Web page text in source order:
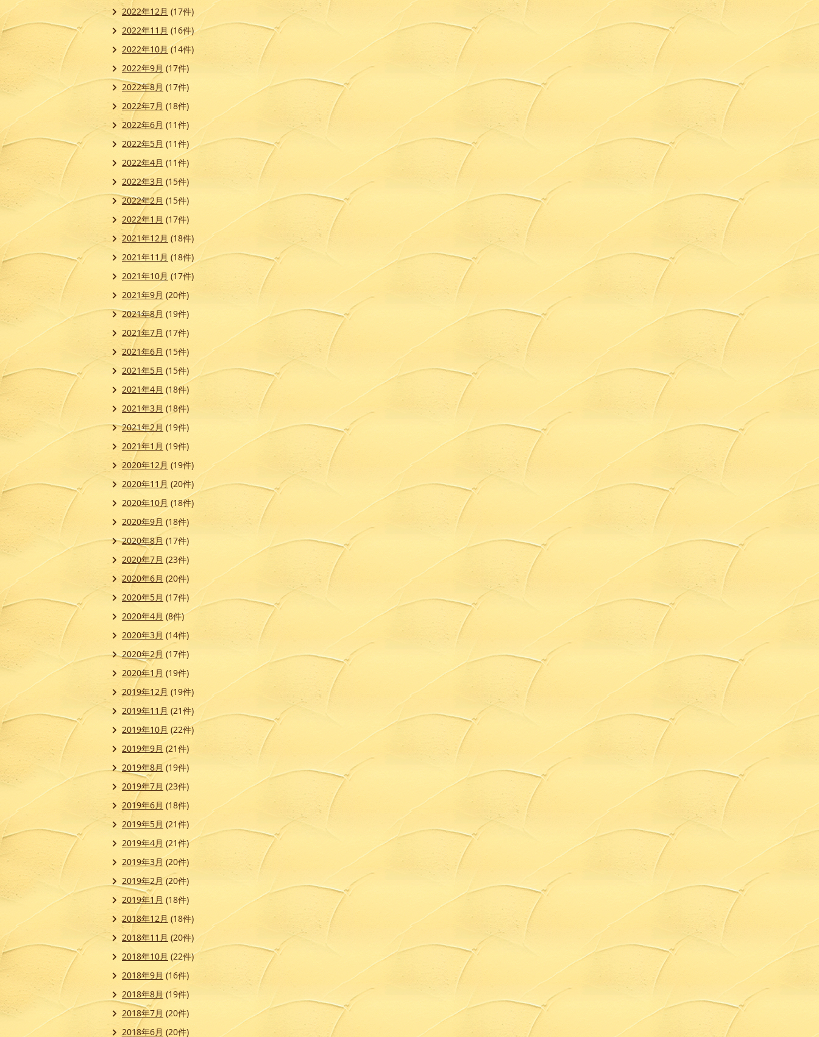
2022年12月 (17件)
2022年11月 (16件)
2022年10月(14件)
2022年9月 (17件)
2022年8月 (17件)
2022年7月 (18件)
2022年6月 (11件)
2022年5月 (11件)
2022年4月 (11件)
2022年3月 (15件)
2022年2月 (15件)
2022年1月 (17件)
2021年12月 (18件)
2021年11月 (18件)
2021年10月(17件)
2021年9月 (20件)
2021年8月 (19件)
2021年7月 (17件)
2021年6月 (15件)
2021年5月 (15件)
2021年4月 (18件)
2021年3月 (18件)
2021年2月 (19件)
2021年1月 (19件)
2020年12月 (19件)
2020年11月 (20件)
2020年10月 (18件)
2020年9月 (18件)
2020年8月 (17件)
2020年7月 (23件)
2020年6月 (20件)
2020年5月 (17件)
2020年4月 (8件)
2020年3月 (14件)
2020年2月 (17件)
2020年1月 (19件)
2019年12月 (19件)
2019年11月 (21件)
2019年10月 (22件)
2019年9月 (21件)
2019年8月 (19件)
2019年7月 (23件)
2019年6月 (18件)
2019年5月 (21件)
2019年4月 (21件)
2019年3月 (20件)
2019年2月 (20件)
2019年1月 (18件)
2018年12月 (18件)
2018年11月 (20件)
2018年10月 (22件)
2018年9月(16件)
2018年8月 (19件)
2018年7月 (20件)
2018年6月 (20件)